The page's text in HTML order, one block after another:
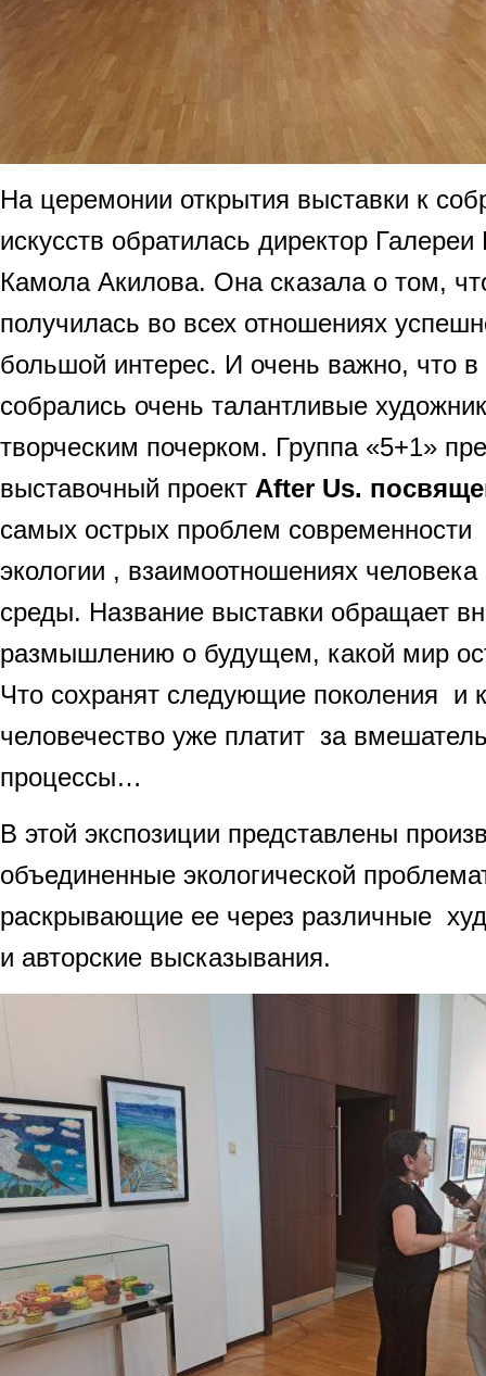
На церемонии открытия выставки к
искусств обратилась директор
Камола Акилова. Она сказала о том,
получилась во всех отношениях
большой интерес. И очень важно, что в
собрались очень талантливые
творческим почерком. Группа «5+1»
выставочный проект After Us.
самых острых проблем
экологии , взаимоотношениях
среды. Название выставки обращает
размышлению о будущем, какой мир
Что сохранят следующие поколения и
человечество уже платит за
процессы…
В этой экспозиции представлены
объединенные экологической
раскрывающие ее через различные
и авторские высказывания.